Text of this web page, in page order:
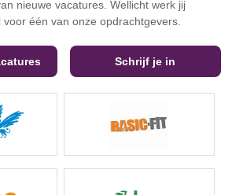
nieuwe vacatures. Wellicht werk jij
één van onze opdrachtgevers.
Schrijf je in